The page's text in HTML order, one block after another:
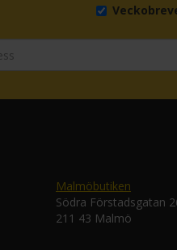
Malmöbutiken
Södra Förstadsgatan
211 43 Malmö